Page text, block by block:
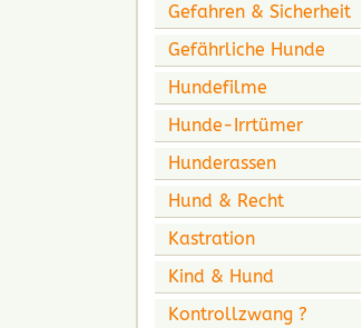
Gefahren & Sicherheit
Gefährliche Hunde
Hundefilme
Hunde-Irrtümer
Hunderassen
Hund & Recht
Kastration
Kind & Hund
Kontrollzwang ?